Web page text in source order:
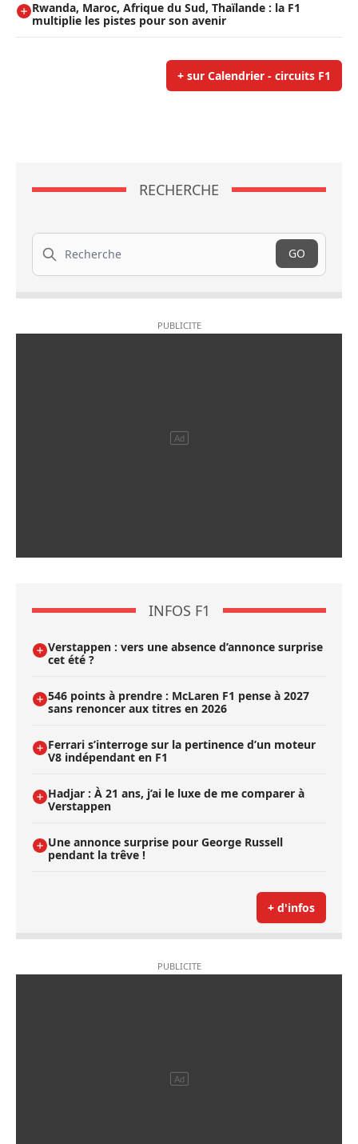
Rwanda, Maroc, Afrique du Sud, Thaïlande : la F1
multiplie les pistes pour son avenir
+ sur Calendrier - circuits F1
RECHERCHE
Recherche
GO
INFOS F1
Verstappen : vers une absence d’annonce surprise
cet été ?
546 points à prendre : McLaren F1 pense à 2027
sans renoncer aux titres en 2026
Ferrari s’interroge sur la pertinence d’un moteur
V8 indépendant en F1
Hadjar : À 21 ans, j’ai le luxe de me comparer à
Verstappen
Une annonce surprise pour George Russell
pendant la trêve !
+ d'infos